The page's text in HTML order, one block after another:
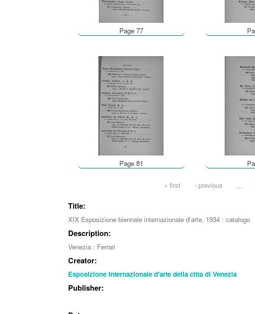
Page 77
Page 81
« first ‹ previous …
Title:
XIX Esposizione biennale internazionale d'arte, 1934 : catalogo
Description:
Venezia : Ferrari
Creator:
Esposizione internazionale d'arte della citta di Venezia
Publisher: